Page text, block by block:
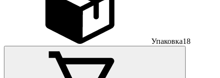
Упаковка18